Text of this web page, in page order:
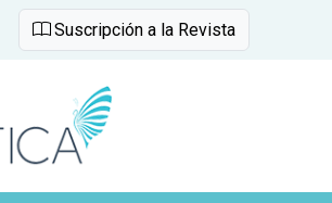
Suscripción a la Revista